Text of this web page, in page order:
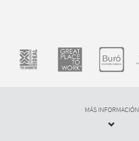
MÁS INFORMACIÓN